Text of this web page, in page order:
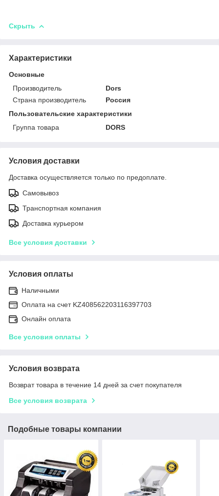
Скрыть
Характеристики
Основные
Производитель
Dors
Страна производитель
Россия
Пользовательские характеристики
Группа товара
DORS
Условия доставки
Доставка осуществляется только по предоплате.
Самовывоз
Транспортная компания
Доставка курьером
Все условия доставки
Условия оплаты
Наличными
Оплата на счет KZ408562203116397703
Онлайн оплата
Все условия оплаты
Условия возврата
Возврат товара в течение 14 дней за счет покупателя
Все условия возврата
Подобные товары компании